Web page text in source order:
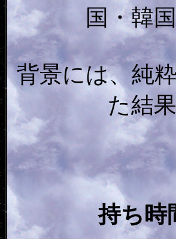
国・韓
背景には、純
た結
持ち時